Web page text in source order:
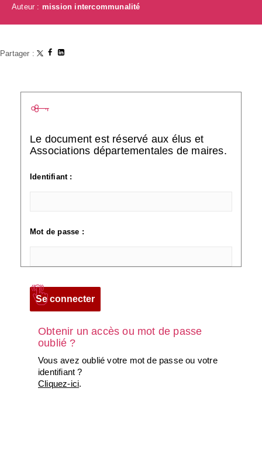
Auteur : mission intercommunalité
Partager :
Le document est réservé aux élus et
Associations départementales de maires.
Identifiant :
Mot de passe :
Obtenir un accès ou mot de passe
oublié ?
Vous avez oublié votre mot de passe ou votre
identifiant ?
Cliquez-ici.